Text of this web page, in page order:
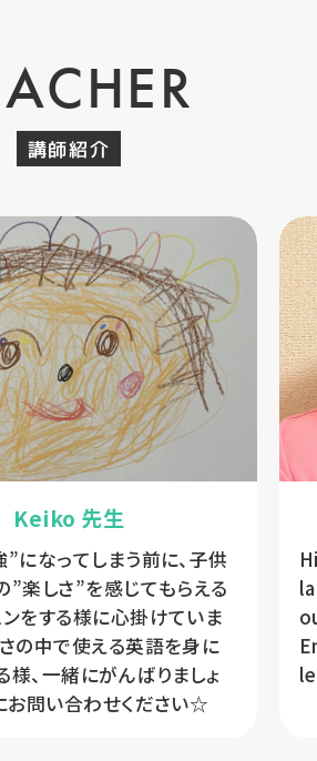
講師紹介
Keiko 先生
になってしまう前に、子供
”楽しさ”を感じてもらえる
ンをする様に心掛けていま
さの中で使える英語を身に
様、一緒にがんばりましょ
お問い合わせください☆